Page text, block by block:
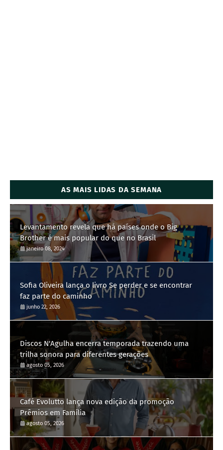
AS MAIS LIDAS DA SEMANA
Levantamento revela que há países onde o Big
Brother é mais popular do que no Brasil
janeiro 08, 2024
Sofia Oliveira lança o livro Se perder e se encontrar
faz parte do caminho
junho 22, 2026
Discos N'Agulha encerra temporada trazendo uma
trilha sonora para diferentes gerações
agosto 05, 2026
Café Evolutto lança nova edição da promoção
Prêmios em Família
agosto 05, 2026